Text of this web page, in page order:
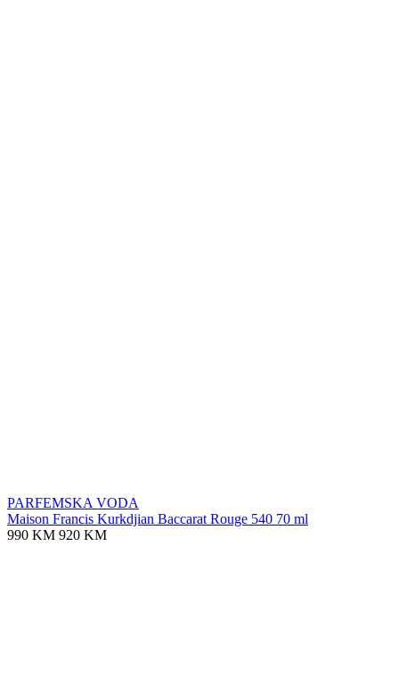
PARFEMSKA VODA
Maison Francis Kurkdjian Baccarat Rouge 540 70 ml
990 KM 920 KM